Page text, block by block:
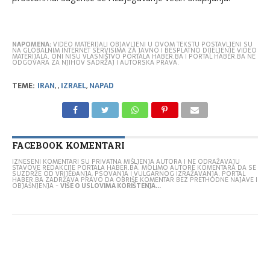
NAPOMENA:VIDEO MATERIJALI OBJAVLJENI U OVOM TEKSTU POSTAVLJENI SU
NA GLOBALNIM INTERNET SERVISIMA ZA JAVNO I BESPLATNO DIJELJENJE VIDEO
MATERIJALA. ONI NISU VLASNIŠTVO PORTALA HABER.BA I PORTAL HABER.BA NE
ODGOVARA ZA NJIHOV SADRŽAJ I AUTORSKA PRAVA.
TEME: IRAN,, IZRAEL, NAPAD
FACEBOOK KOMENTARI
IZNESENI KOMENTARI SU PRIVATNA MIŠLJENJA AUTORA I NE ODRAŽAVAJU
STAVOVE REDAKCIJE PORTALA HABER.BA. MOLIMO AUTORE KOMENTARA DA SE
SUZDRŽE OD VRIJEĐANJA, PSOVANJA I VULGARNOG IZRAŽAVANJA. PORTAL
HABER.BA ZADRŽAVA PRAVO DA OBRIŠE KOMENTAR BEZ PRETHODNE NAJAVE I
OBJAŠNJENJA -VIŠE O USLOVIMA KORIŠTENJA...